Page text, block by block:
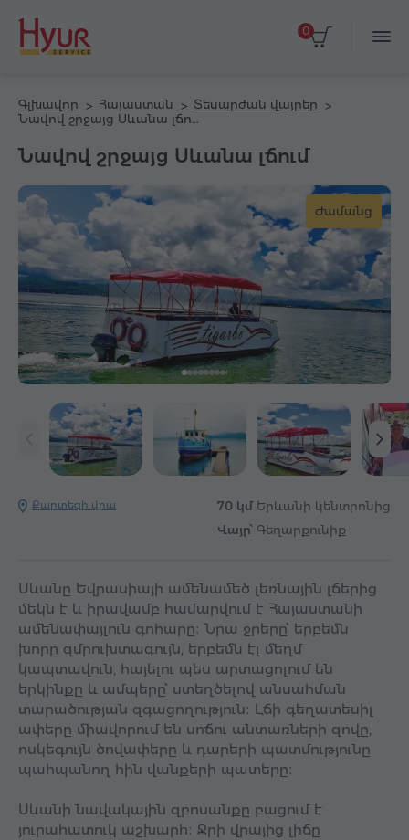
0
Գլխավոր Հայաստան
Տեսարժան վայրեր
Նավով շրջայց Սևանա լճում
Ժամանց
Քարտեզի վրա 70 կմԵրևանի կենտրոնից
Վայր՝ Գեղարքունիք
Սևանը Եվրասիայի ամենամեծ լեռնային լճերից
մեկն է և իրավամբ համարվում է Հայաստանի
ամենափայլուն գոհարը։ Նրա ջրերը՝ երբեմն
խորը զմրուխտագույն, երբեմն էլ մեղմ
կապտավուն, հայելու պես արտացոլում են
երկինքը և ամպերը՝ ստեղծելով անսահման
տարածության զգացողություն։ Լճի գեղատեսիլ
ափերը միավորում են սոճու անտառների զովը,
ոսկեգույն ծովափերը և դարերի պատմությունը
պահպանող հին վանքերի պատերը։
Սևանի նավակային զբոսանքը բացում է
յուրահատուկ աշխարհ։ Ջրի վրայից լիճը